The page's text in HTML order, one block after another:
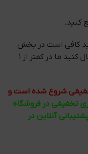
کنید.
کافی است در بخش
نظرات در همین صفحه سوال خود را ارسال کنید ما در کمتر از 1
تخفیفی شروع شده است و
تخفیفی در فروشگاه
آنلاین در